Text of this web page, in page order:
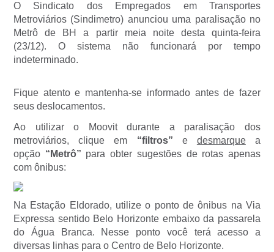
O Sindicato dos Empregados em Transportes
Metroviários (Sindimetro) anunciou uma paralisação no
Metrô de BH a partir meia noite desta quinta-feira
(23/12). O sistema não funcionará por tempo
indeterminado.
Fique atento e mantenha-se informado antes de fazer
seus deslocamentos.
Ao utilizar o Moovit durante a paralisação dos
metroviários, clique em “filtros” e desmarquea
opção “Metrô” para obter sugestões de rotas apenas
com ônibus:
Na Estação Eldorado, utilize o ponto de ônibus na Via
Expressa sentido Belo Horizonte embaixo da passarela
do Água Branca. Nesse ponto você terá acesso a
diversas linhas para o Centro de Belo Horizonte.